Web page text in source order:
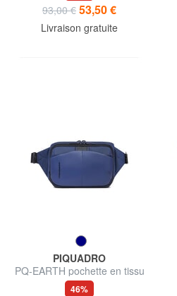
93,00 € 53,50 €
Livraison gratuite
PIQUADRO
PQ-EARTH pochette en tissu
46%